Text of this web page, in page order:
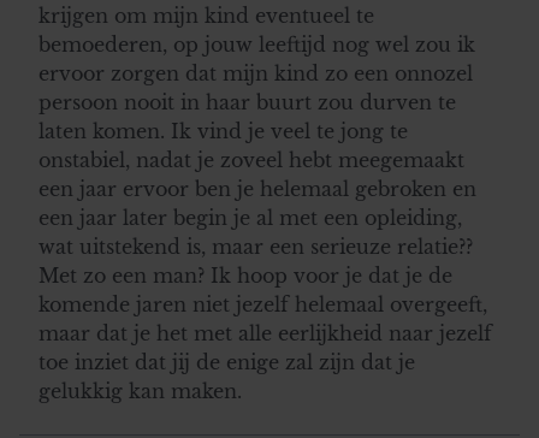
krijgen om mijn kind eventueel te
bemoederen, op jouw leeftijd nog wel zou ik
ervoor zorgen dat mijn kind zo een onnozel
persoon nooit in haar buurt zou durven te
laten komen. Ik vind je veel te jong te
onstabiel, nadat je zoveel hebt meegemaakt
een jaar ervoor ben je helemaal gebroken en
een jaar later begin je al met een opleiding,
wat uitstekend is, maar een serieuze relatie??
Met zo een man? Ik hoop voor je dat je de
komende jaren niet jezelf helemaal overgeeft,
maar dat je het met alle eerlijkheid naar jezelf
toe inziet dat jij de enige zal zijn dat je
gelukkig kan maken.